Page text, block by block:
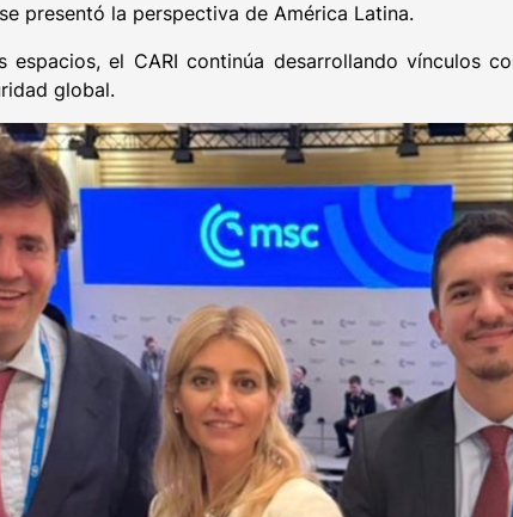
presentó la perspectiva de América Latina.
el CARI continúa desarrollando vínculos
global.